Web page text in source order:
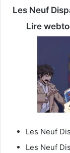
Les Neuf
Lire
Les Neuf
Les Neuf